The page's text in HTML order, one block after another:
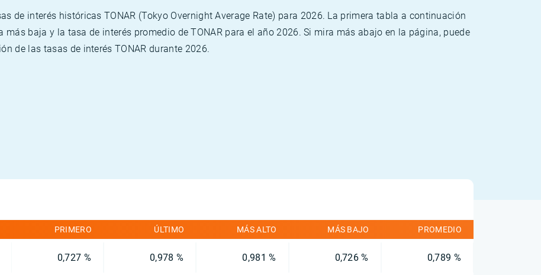
de interés históricas TONAR (Tokyo Overnight Average Rate) para 2026. La primera tabla a continuación
baja y la tasa de interés promedio de TONAR para el año 2026. Si mira más abajo en la página, puede
de las tasas de interés TONAR durante 2026.
PRIMERO ÚLTIMO MÁS ALTO MÁS BAJO PROMEDIO
0,727 % 0,978 % 0,981 % 0,726 % 0,789 %